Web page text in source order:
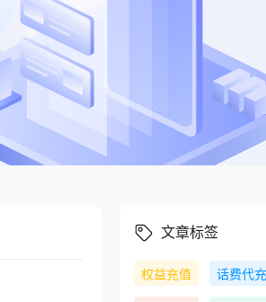
文章标签
权益充值 话费代充